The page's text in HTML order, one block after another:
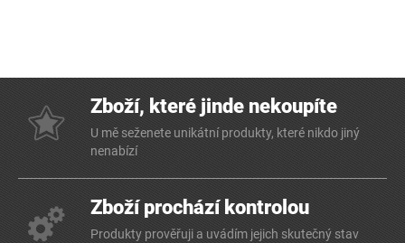
Zboží, které jinde nekoupíte
U mě seženete unikátní produkty, které nikdo jiný
nenabízí
Zboží prochází kontrolou
Produkty prověřuji a uvádím jejich skutečný stav